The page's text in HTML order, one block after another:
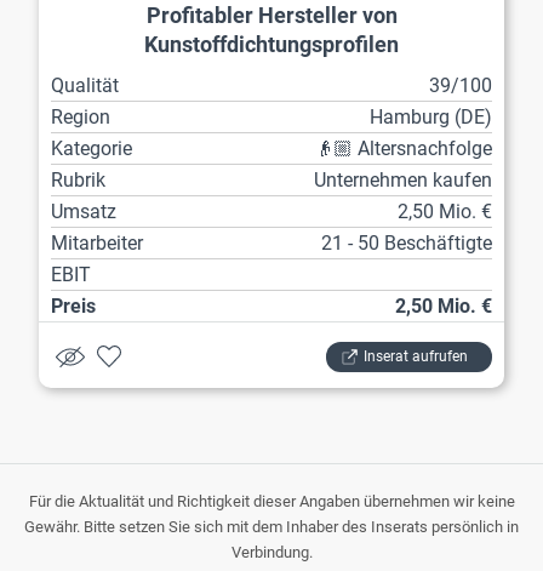
Profitabler Hersteller von
Kunstoffdichtungsprofilen
Qualität
39/100
Region
Hamburg (DE)
Kategorie
👴🏼 Altersnachfolge
Rubrik
Unternehmen kaufen
Umsatz
2,50 Mio. €
Mitarbeiter
21 - 50 Beschäftigte
EBIT
Preis
2,50 Mio. €
Inserat aufrufen
Für die Aktualität und Richtigkeit dieser Angaben übernehmen wir keine
Gewähr. Bitte setzen Sie sich mit dem Inhaber des Inserats persönlich in
Verbindung.